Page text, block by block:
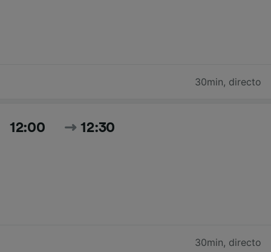
30min, directo
12:00 12:30
30min, directo